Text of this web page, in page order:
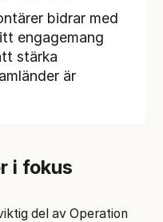
bidrar med
engagemang
stärka
är
i fokus
del av Operation